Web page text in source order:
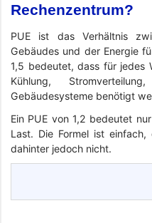
Rechenzentrum?
PUE ist das Verhältnis
Gebäudes und der Energie
1,5 bedeutet, dass für jedes
Kühlung,
Gebäudesysteme benötigt
Ein PUE von 1,2 bedeutet
Last. Die Formel ist einfach,
dahinter jedoch nicht.